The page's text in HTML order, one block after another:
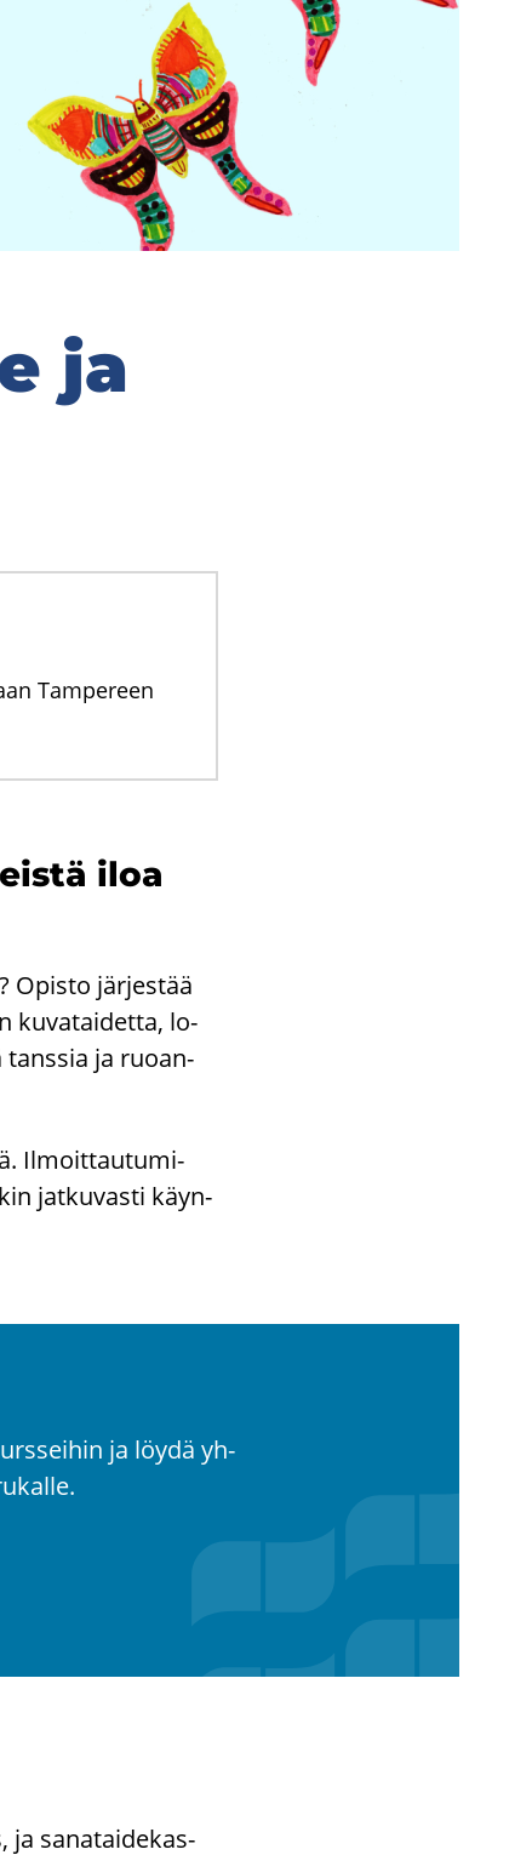
ja
Tampereen
iloa
Opis­to jär­jes­tää
ku­va­tai­det­ta, lo­
tans­sia ja ruo­an­
Il­moit­tau­tu­mi­
jat­ku­vas­ti käyn­
ja löydä yh­
ja sa­na­tai­de­kas­